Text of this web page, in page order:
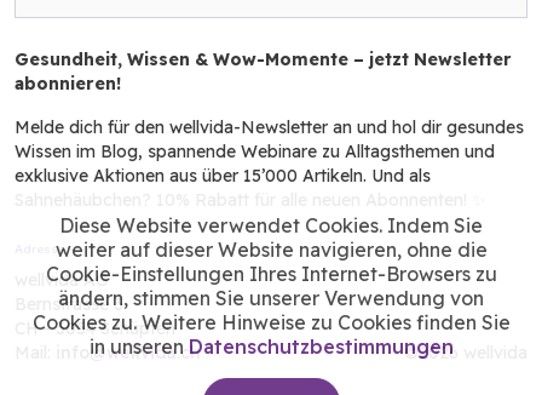
Diese Website verwendet Cookies. Indem Sie
weiter auf dieser Website navigieren, ohne die
Cookie-Einstellungen Ihres Internet-Browsers zu
ändern, stimmen Sie unserer Verwendung von
Cookies zu. Weitere Hinweise zu Cookies finden Sie
in unseren Datenschutzbestimmungen
Gesundheit, Wissen & Wow-Momente – jetzt Newsletter
abonnieren!
Melde dich für den wellvida-Newsletter an und hol dir gesundes
Wissen im Blog, spannende Webinare zu Alltagsthemen und
exklusive Aktionen aus über 15’000 Artikeln. Und als
Adresse
wellvida AG
Bernstrasse 3
CH - 3054 Schüpfen
info@wellvida.ch ©2026 wellvida